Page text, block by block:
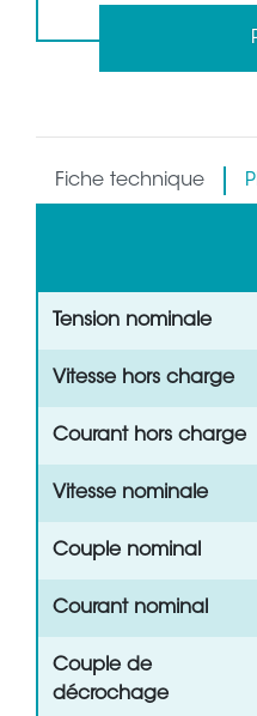
Fiche technique
Tension nominale
Vitesse hors charge
Courant hors charge
Vitesse nominale
Couple nominal
Courant nominal
Couple de
décrochage